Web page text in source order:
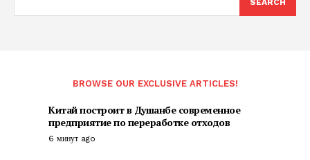
BROWSE OUR EXCLUSIVE ARTICLES!
Китай построит в Душанбе современное
предприятие по переработке отходов
6 минут ago